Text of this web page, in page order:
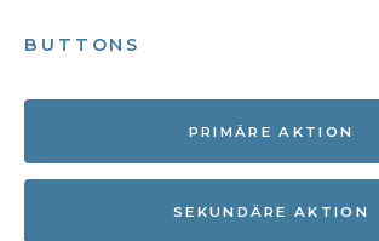
BUTTONS
PRIMÄRE AKTION
SEKUNDÄRE AKTION